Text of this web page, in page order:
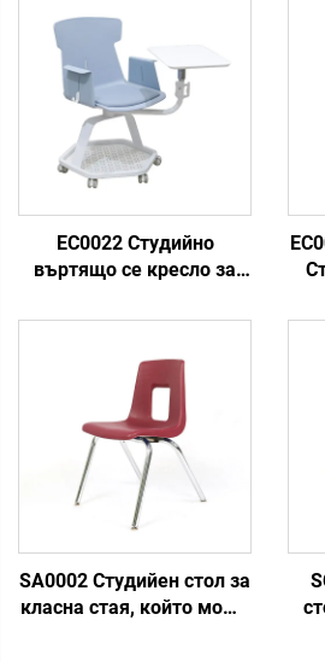
EC0022 Студийно
въртящо се кресло за
SA0002 Студийен стол за
класна стая, който може